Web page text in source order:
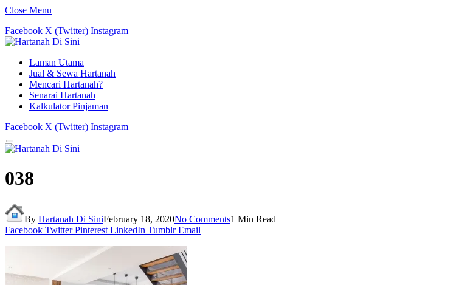
Close Menu
Facebook X (Twitter) Instagram
Laman Utama
Jual & Sewa Hartanah
Mencari Hartanah?
Senarai Hartanah
Kalkulator Pinjaman
Facebook X (Twitter) Instagram
038
By Hartanah Di SiniFebruary 18, 2020No Comments1 Min Read
Facebook Twitter Pinterest LinkedIn Tumblr Email